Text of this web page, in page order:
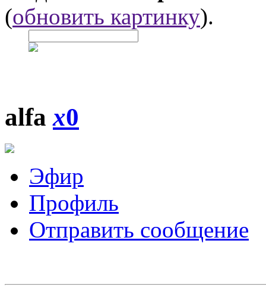
(обновить картинку).
alfax0
Эфир
Профиль
Отправить сообщение